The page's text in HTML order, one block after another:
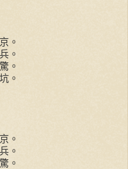
。
。
。
。
。
。
。